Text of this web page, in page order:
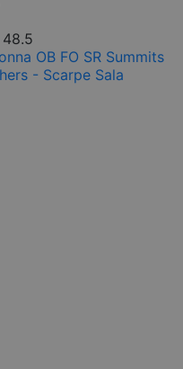
48.5